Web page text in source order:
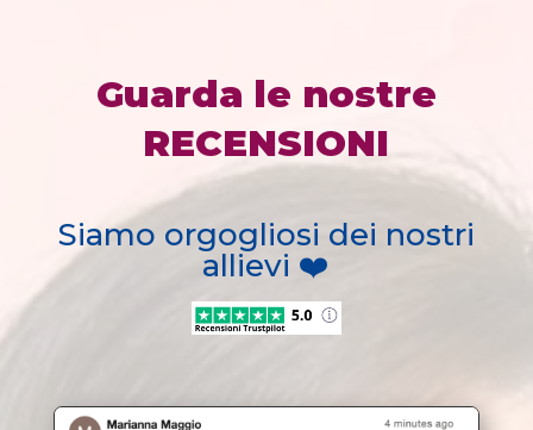
Guarda le nostre
RECENSIONI
Siamo orgogliosi dei nostri
allievi ❤️